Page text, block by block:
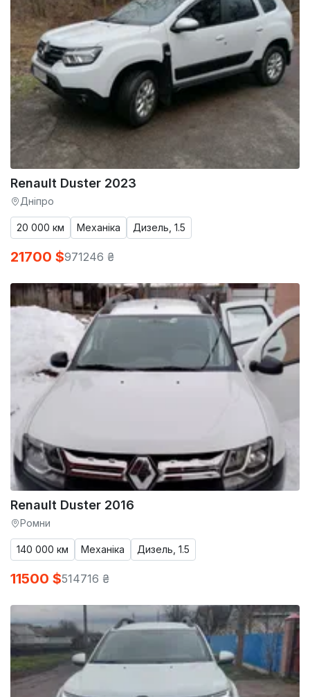
Renault Duster 2023
Дніпро
20 000 км Механіка Дизель, 1.5
21700 $971246 ₴
Renault Duster 2016
Ромни
140 000 км Механіка Дизель, 1.5
11500 $514716 ₴